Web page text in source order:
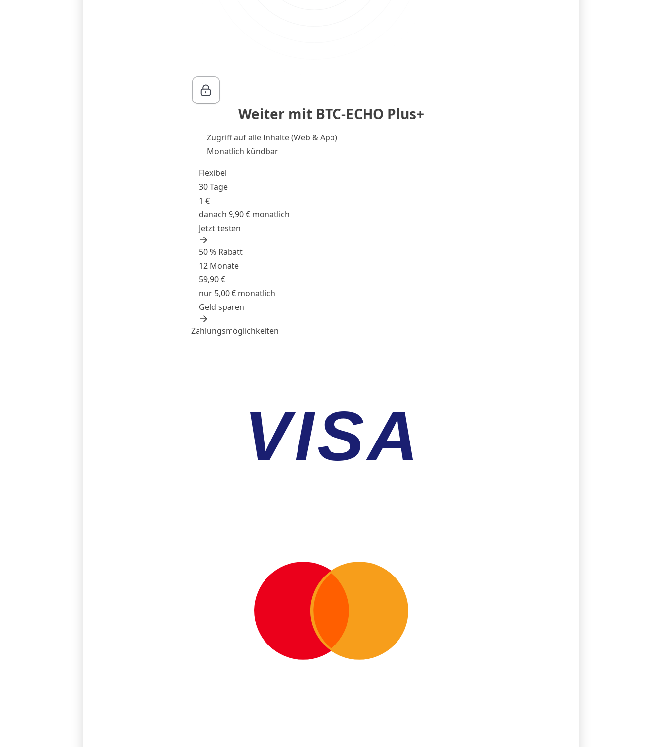
Weiter mit BTC-ECHO Plus+
Zugriff auf alle Inhalte (Web & App)
Monatlich kündbar
Flexibel
30 Tage
1 €
danach 9,90 € monatlich
Jetzt testen
50 % Rabatt
12 Monate
59,90 €
nur 5,00 € monatlich
Geld sparen
Zahlungsmöglichkeiten
VISA